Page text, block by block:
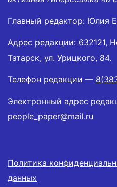
Главный редактор: Юлия
Адрес редакции: 632121,
Татарск, ул. Урицкого, 84.
Телефон редакции —
Электронный адрес
people_paper@mail.ru
Политика
данных